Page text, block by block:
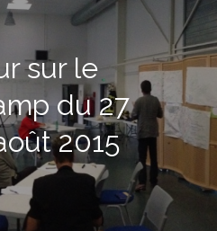
sur le
du 27
2015